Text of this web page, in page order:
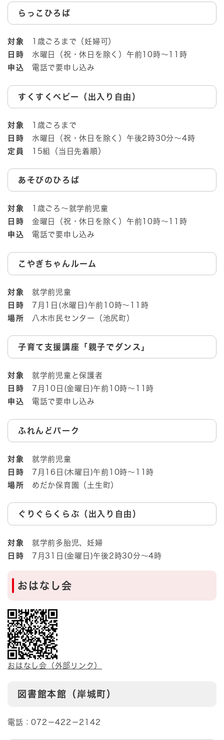
らっこひろば
対象
1歳ごろまで（妊婦可）
日時 水曜日（祝・休日を除く）午前10時～11時
申込 電話で要申し込み
すくすくベビー（出入り自由）
対象
1歳ごろまで
日時 水曜日（祝・休日を除く）午後2時30分～4時
定員
15組（当日先着順）
あそびのひろば
対象
1歳ごろ～就学前児童
日時 金曜日（祝・休日を除く）午前10時～11時
申込 電話で要申し込み
こやぎちゃんルーム
対象
就学前児童
日時 7月1日(水曜日)午前10時～11時
場所 八木市民センター（池尻町）
子育て支援講座「親子でダンス」
対象
就学前児童と保護者​
日時 7月10日(金曜日)午前10時～11時
申込 電話で要申し込み
ふれんどパーク
対象
就学前児童
日時 7月16日(木曜日)午前10時～11時
場所 めだか保育園（土生町）
ぐりぐらくらぶ（出入り自由）
対象
就学前多胎児、妊婦​
日時 7月31日(金曜日)午後2時30分～4時
おはなし会
おはなし会（外部リンク）
図書館本館（岸城町）
電話：072－422－2142